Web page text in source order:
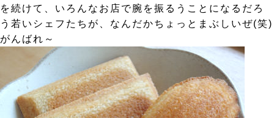
を続けて、いろんなお店で腕を振るうことになるだろ
う若いシェフたちが、なんだかちょっとまぶしいぜ(笑)
がんばれ～